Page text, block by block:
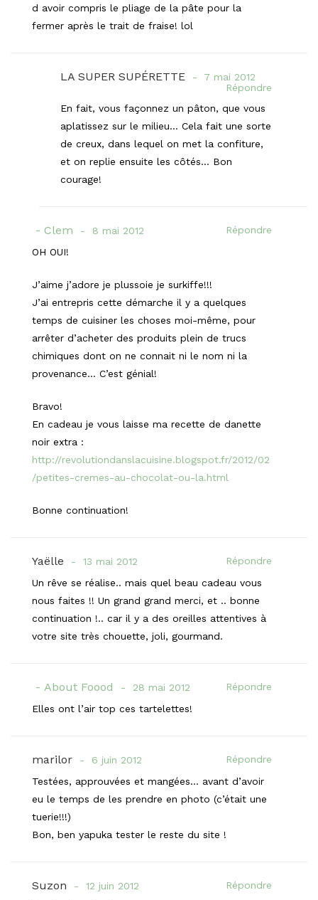
d avoir compris le pliage de la pâte pour la
fermer après le trait de fraise! lol
LA SUPER SUPÉRETTE
7 mai 2012
Répondre
En fait, vous façonnez un pâton, que vous
aplatissez sur le milieu… Cela fait une sorte
de creux, dans lequel on met la confiture,
et on replie ensuite les côtés… Bon
courage!
Clem 8 mai 2012
Répondre
OH OUI!
J’aime j’adore je plussoie je surkiffe!!!
J’ai entrepris cette démarche il y a quelques
temps de cuisiner les choses moi-même, pour
arrêter d’acheter des produits plein de trucs
chimiques dont on ne connait ni le nom ni la
provenance… C’est génial!
Bravo!
En cadeau je vous laisse ma recette de danette
noir extra :
http://revolutiondanslacuisine.blogspot.fr/2012/02
/petites-cremes-au-chocolat-ou-la.html
Bonne continuation!
Yaëlle 13 mai 2012
Répondre
Un rêve se réalise.. mais quel beau cadeau vous
nous faites !! Un grand grand merci, et .. bonne
continuation !.. car il y a des oreilles attentives à
votre site très chouette, joli, gourmand.
About Foood 28 mai 2012
Répondre
Elles ont l’air top ces tartelettes!
marilor 6 juin 2012
Répondre
Testées, approuvées et mangées… avant d’avoir
eu le temps de les prendre en photo (c’était une
tuerie!!!)
Bon, ben yapuka tester le reste du site !
Suzon 12 juin 2012
Répondre